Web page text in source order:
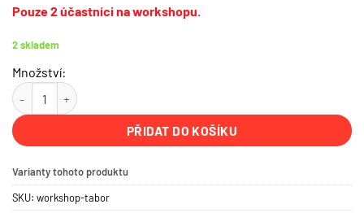
Pouze 2 účastníci na workshopu.
2 skladem
Množství:
Workshop | Aplikace betonové stěrky svépomoci | Tábor | 31.7.2026
PŘIDAT DO KOŠÍKU
Varianty tohoto produktu
SKU: workshop-tabor